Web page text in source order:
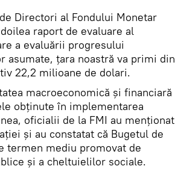
Directori al Fondului Monetar
raport de evaluare al
a evaluării progresului
asumate, țara noastră va primi din
22,2 milioane de dolari.
macroeconomică și financiară
obținute în implementarea
oficialii de la FMI au menţionat
şi au constatat că Bugetul de
termen mediu promovat de
și a cheltuielilor sociale.